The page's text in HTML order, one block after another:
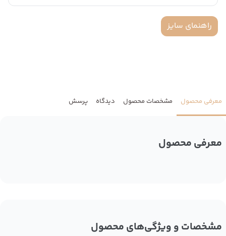
راهنمای سایز
معرفی محصول مشخصات محصول دیدگاه پرسش
معرفی محصول
مشخصات و ویژگی‌های محصول